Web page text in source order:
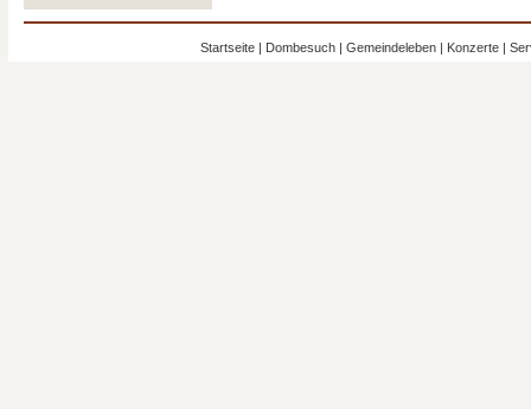
Startseite | Dombesuch | Gemeindeleben | Konzerte |